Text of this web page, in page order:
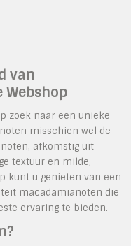
van
zoek naar een unieke
misschien wel de
afkomstig uit
textuur en milde,
kunt u genieten van een
macadamianoten die
ervaring te bieden.